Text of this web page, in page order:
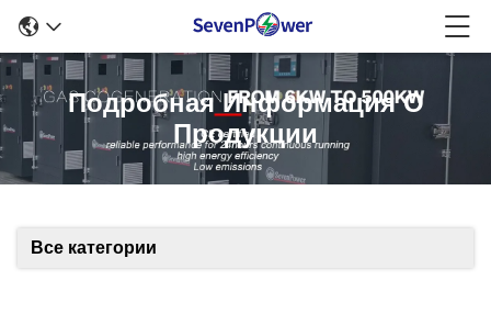
Подробная Информация О
Продукции
Все категории